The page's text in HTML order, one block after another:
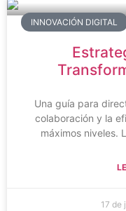
INNOVACIÓN DIGITAL
Una guía para
colaboración y la
máximos niveles.
17 de